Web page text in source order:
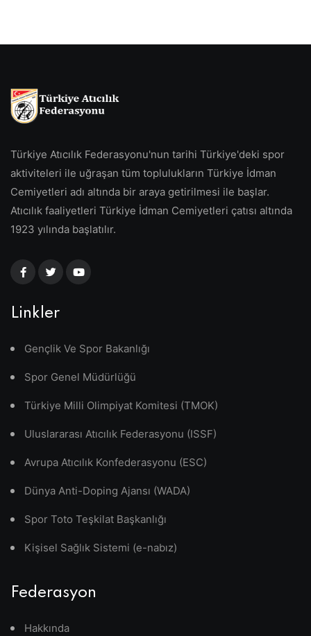
Türkiye Atıcılık Federasyonu'nun tarihi Türkiye'deki spor
aktiviteleri ile uğraşan tüm toplulukların Türkiye İdman
Cemiyetleri adı altında bir araya getirilmesi ile başlar.
Atıcılık faaliyetleri Türkiye İdman Cemiyetleri çatısı altında
1923 yılında başlatılır.
Linkler
Gençlik Ve Spor Bakanlığı
Spor Genel Müdürlüğü
Türkiye Milli Olimpiyat Komitesi (TMOK)
Uluslararası Atıcılık Federasyonu (ISSF)
Avrupa Atıcılık Konfederasyonu (ESC)
Dünya Anti-Doping Ajansı (WADA)
Spor Toto Teşkilat Başkanlığı
Kişisel Sağlık Sistemi (e-nabız)
Federasyon
Hakkında